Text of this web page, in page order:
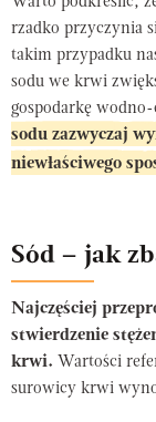
rzadko przyczynia
takim przypadku
sodu we krwi
gospodarkę
sodu zazwyczaj
niewłaściwego
Sód – jak
Najczęściej
stwierdzenie
krwi. Wartości
surowicy krwi